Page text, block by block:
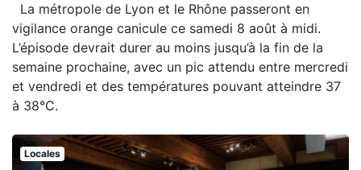
La métropole de Lyon et le Rhône passeront en
vigilance orange canicule ce samedi 8 août à midi.
L’épisode devrait durer au moins jusqu’à la fin de la
semaine prochaine, avec un pic attendu entre mercredi
et vendredi et des températures pouvant atteindre 37
à 38°C.
Locales